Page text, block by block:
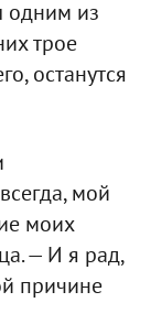
одним из
трое
останутся
мой
моих
— И я рад,
причине